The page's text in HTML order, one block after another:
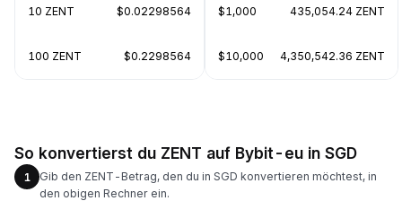
10 ZENT $0.02298564
100 ZENT $0.2298564
$1,000 435,054.24 ZENT
$10,000 4,350,542.36 ZENT
So konvertierst du ZENT auf Bybit-eu in SGD
1
Gib den ZENT-Betrag, den du in SGD konvertieren möchtest, in
den obigen Rechner ein.